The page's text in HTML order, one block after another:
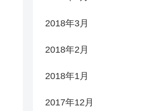
2018年3月
2018年2月
2018年1月
2017年12月